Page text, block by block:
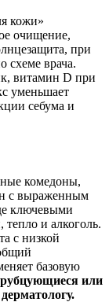
кожи»
очищение,
при
схеме врача.
витамин D при
уменьшает
себума и
комедоны,
с выраженным
ключевыми
и алкоголь.
с низкой
базовую
или